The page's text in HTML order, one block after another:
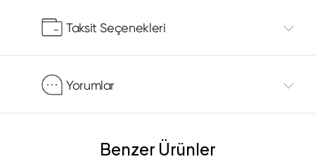
Taksit Seçenekleri
Yorumlar
Benzer Ürünler